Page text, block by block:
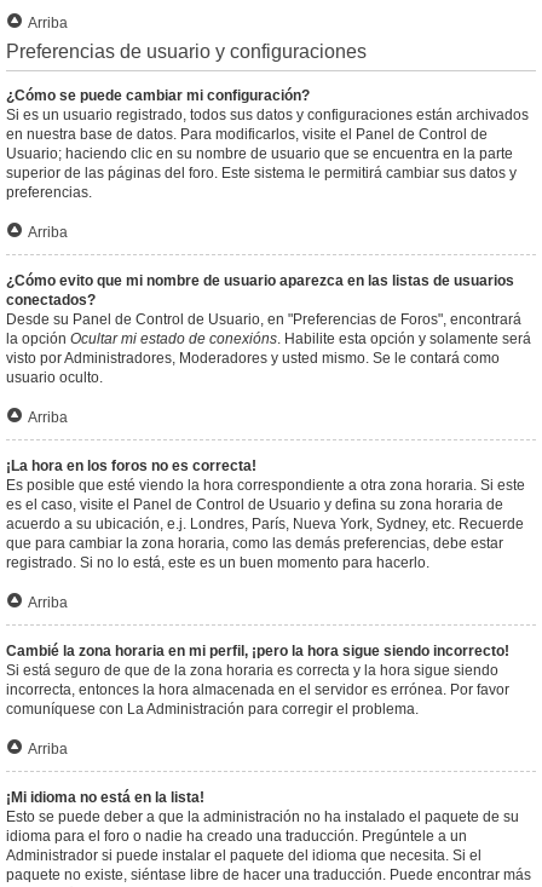
Arriba
Preferencias de usuario y configuraciones
¿Cómo se puede cambiar mi configuración?
Si es un usuario registrado, todos sus datos y configuraciones están archivados
en nuestra base de datos. Para modificarlos, visite el Panel de Control de
Usuario; haciendo clic en su nombre de usuario que se encuentra en la parte
superior de las páginas del foro. Este sistema le permitirá cambiar sus datos y
preferencias.
Arriba
¿Cómo evito que mi nombre de usuario aparezca en las listas de usuarios
conectados?
Desde su Panel de Control de Usuario, en "Preferencias de Foros", encontrará
la opción Ocultar mi estado de conexións. Habilite esta opción y solamente será
visto por Administradores, Moderadores y usted mismo. Se le contará como
usuario oculto.
Arriba
¡La hora en los foros no es correcta!
Es posible que esté viendo la hora correspondiente a otra zona horaria. Si este
es el caso, visite el Panel de Control de Usuario y defina su zona horaria de
acuerdo a su ubicación, e.j. Londres, París, Nueva York, Sydney, etc. Recuerde
que para cambiar la zona horaria, como las demás preferencias, debe estar
registrado. Si no lo está, este es un buen momento para hacerlo.
Arriba
Cambié la zona horaria en mi perfil, ¡pero la hora sigue siendo incorrecto!
Si está seguro de que de la zona horaria es correcta y la hora sigue siendo
incorrecta, entonces la hora almacenada en el servidor es errónea. Por favor
comuníquese con La Administración para corregir el problema.
Arriba
¡Mi idioma no está en la lista!
Esto se puede deber a que la administración no ha instalado el paquete de su
idioma para el foro o nadie ha creado una traducción. Pregúntele a un
Administrador si puede instalar el paquete del idioma que necesita. Si el
paquete no existe, siéntase libre de hacer una traducción. Puede encontrar más